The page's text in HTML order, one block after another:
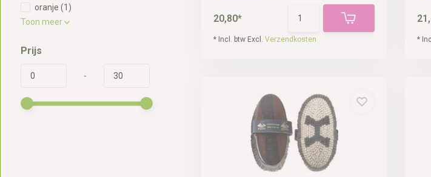
oranje (1)
Toon meer
Prijs
-
20,80*
* Incl. btw Excl. Verzendkosten *